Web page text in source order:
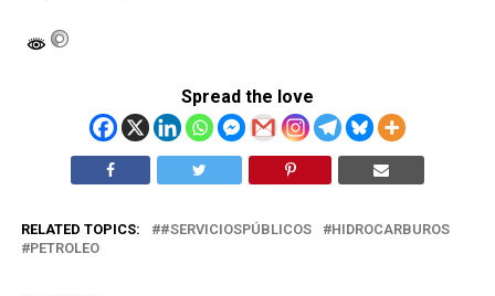
Spread the love
RELATED TOPICS: #SERVICIOSPÚBLICOS
HIDROCARBUROS
PETROLEO